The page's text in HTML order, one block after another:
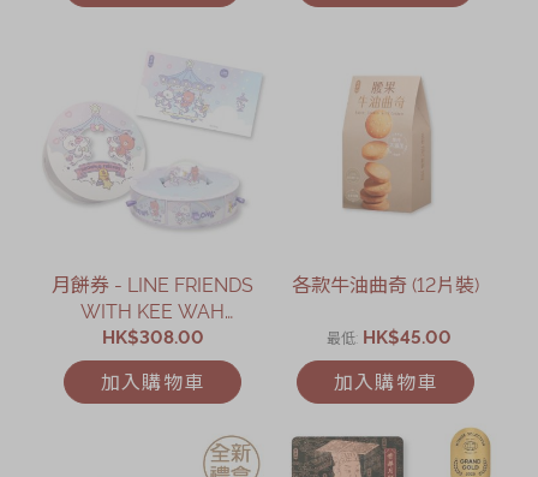
月餅券 - LINE FRIENDS
WITH KEE WAH
BAKERY什錦奶皇月餅旋
轉音樂禮盒禮券
HK$308.00
加入購物車
各款牛油曲奇 (12片裝)
最低 HK$45.00
加入購物車